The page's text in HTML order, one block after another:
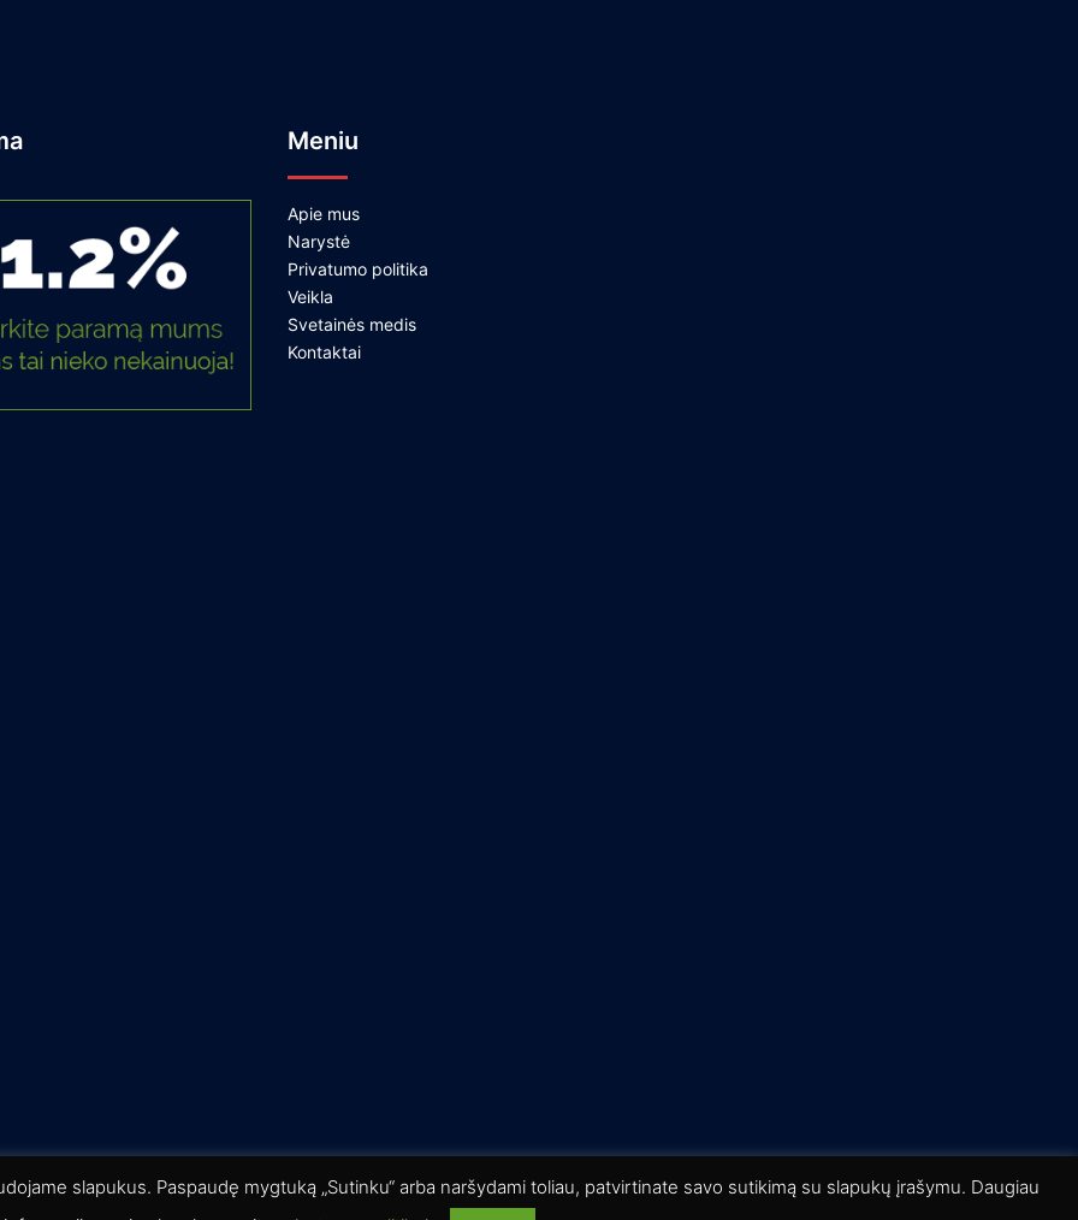
Meniu
Apie mus
Narystė
Privatumo politika
Veikla
Svetainės medis
Kontaktai
bySydney
slapukus. Paspaudę mygtuką „Sutinku“ arba naršydami toliau, patvirtinate savo sutikimą su slapukų įrašymu. Daugiau